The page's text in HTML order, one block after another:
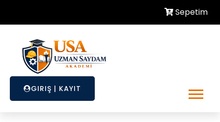
Sepetim
GIRIŞ | KAYIT